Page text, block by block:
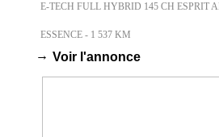
E-TECH FULL HYBRID 145 CH ESPRIT
ESSENCE - 1 537 KM
→ Voir l'annonce